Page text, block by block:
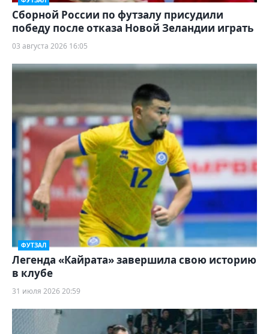
Сборной России по футзалу присудили
победу после отказа Новой Зеландии играть
03 августа 2026 16:05
ФУТЗАЛ
Легенда «Кайрата» завершила свою историю
в клубе
31 июля 2026 20:59